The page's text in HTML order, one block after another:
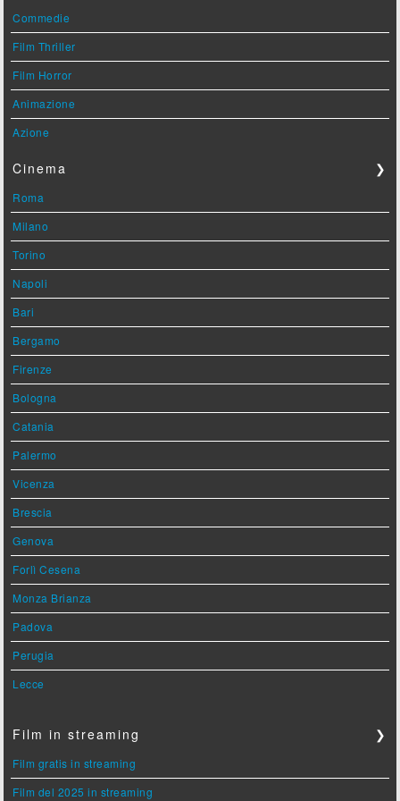
Commedie
Film Thriller
Film Horror
Animazione
Azione
Cinema ❯
Roma
Milano
Torino
Napoli
Bari
Bergamo
Firenze
Bologna
Catania
Palermo
Vicenza
Brescia
Genova
Forlì Cesena
Monza Brianza
Padova
Perugia
Lecce
Film in streaming ❯
Film gratis in streaming
Film del 2025 in streaming